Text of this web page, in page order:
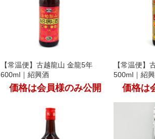
【常温便】古越龍山 金龍5年
600ml｜紹興酒
価格は会員様のみ公開
【常温便】
500ml｜紹
価格は